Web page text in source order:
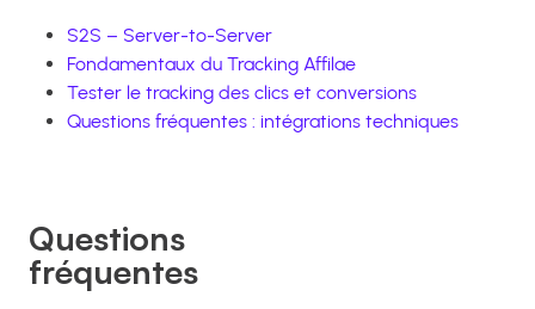
S2S – Server-to-Server
Fondamentaux du Tracking Affilae
Tester le tracking des clics et conversions
Questions fréquentes : intégrations techniques
Questions
fréquentes